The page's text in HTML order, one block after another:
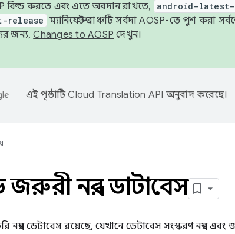
বিল্ড করতে এবং এতে অবদান রাখতে,
android-latest-
release ম্যানিফেস্ট ব্রাঞ্চটি সর্বদা AOSP-তে পুশ করা
জন্য,Changes to AOSP দেখুন।
এই পৃষ্ঠাটিCloud Translation API অনুবাদ করেছে।
জরুরী নম্বর ডাটাবেস
নম্বর ডেটাবেস রয়েছে, যেখানে ডেটাবেস সংস্করণ নম্বর